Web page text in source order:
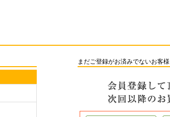
まだご登録がお済みでないお客様